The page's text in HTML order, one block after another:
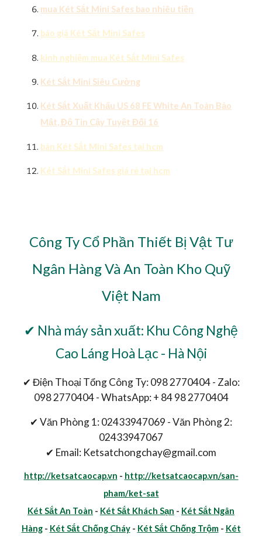
mua Két Sắt Mini Safes bao nhiêu tiền
báo giá Két Sắt Mini Safes
kinh nghiệm mua Két Sắt Mini Safes
Két Sắt Mini Siêu Cường
Két Sắt Xuất Khẩu US 68 FE White An Toàn Bảo
Mật, Độ Tin Cậy Tuyệt Đối 16
bán Két Sắt Mini Safes tại hcm
Két Sắt Mini Safes giá rẻ tại hcm
Công Ty Cổ Phần Thiết Bị Vật Tư
Ngân Hàng Và An Toàn Kho Quỹ
Việt Nam
✔ Nhà máy sản xuất: Khu Công Nghệ
Cao Láng Hoà Lạc - Hà Nội
✔ Điện Thoại Tổng Công Ty: 098 2770404 - Zalo:
098 2770404 - WhatsApp: + 84 98 2770404
✔ Văn Phòng 1: 02433947069 - Văn Phòng 2:
02433947067
✔ Email: Ketsatchongchay@gmail.com
http://ketsatcaocap.vn - http://ketsatcaocap.vn/san-
pham/ket-sat
Két Sắt An Toàn - Két Sắt Khách Sạn - Két Sắt Ngân
Hàng- Két Sắt Chống Cháy- Két Sắt Chống Trộm- Két